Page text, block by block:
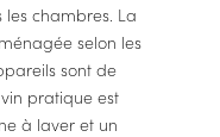
chambres. La
selon les
sont de
pratique est
à laver et un